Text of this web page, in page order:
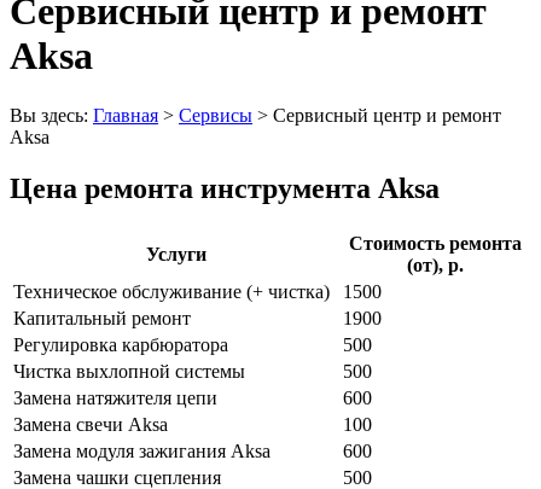
Сервисный центр и ремонт
Aksa
Вы здесь: Главная > Сервисы > Сервисный центр и ремонт
Aksa
Цена ремонта инструмента Aksa
Услуги
Стоимость ремонта
(от), р.
Техническое обслуживание (+ чистка)
1500
Капитальный ремонт
1900
Регулировка карбюратора
500
Чистка выхлопной системы
500
Замена натяжителя цепи
600
Замена свечи Aksa
100
Замена модуля зажигания Aksa
600
Замена чашки сцепления
500